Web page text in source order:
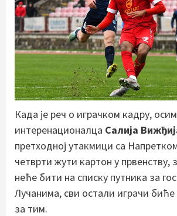
Када је реч о играчком кадру,
интеренационалца Салија
претходној утакмици са
четврти жути картон у првенству,
неће бити на списку путника за
Лучанима, сви остали играчи биће
за тим.